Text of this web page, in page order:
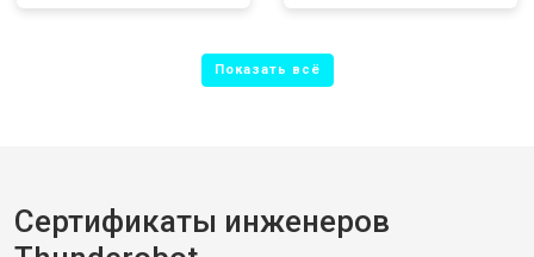
Сертификаты инженеров